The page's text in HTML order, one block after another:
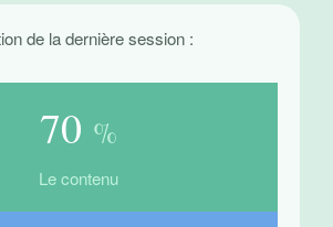
de la dernière session :
87 %
Le contenu